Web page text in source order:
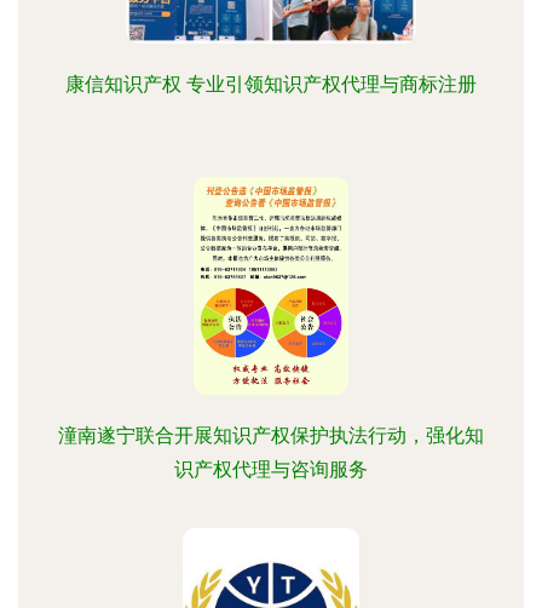
康信知识产权 专业引领知识产权代理与商标注册
潼南遂宁联合开展知识产权保护执法行动，强化知
识产权代理与咨询服务